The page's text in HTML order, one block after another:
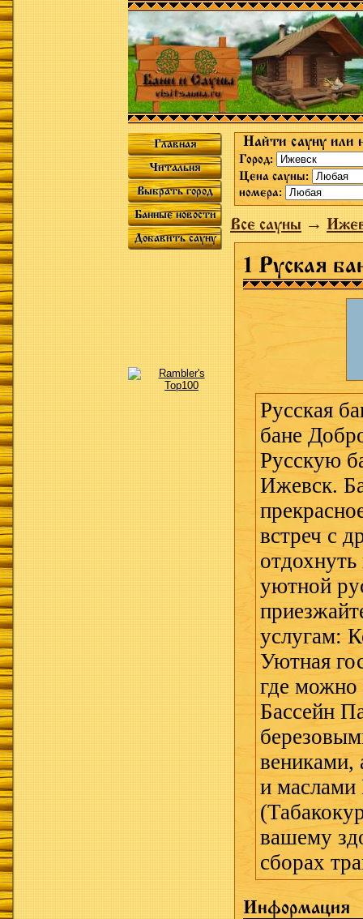
Главная
Читальня
Выбрать город
Банные новости
Добавить сауну
Найти сауну или
Город:
Цена сауны:
номера:
Все сауны→
1 Руская
Русская
бане
Русскую
Ижевск.
встреч с
уютной
услугам:
Уютная
где можно
Бассейн
вениками,
и маслами
вашему
сборах
Информация